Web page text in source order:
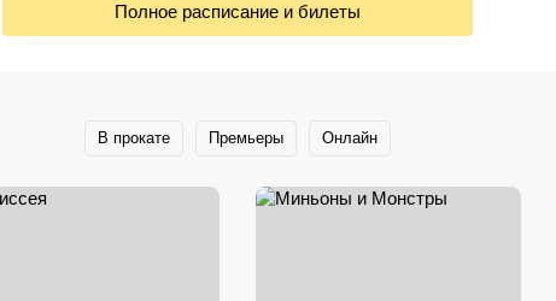
Полное расписание и билеты
В прокате Премьеры Онлайн